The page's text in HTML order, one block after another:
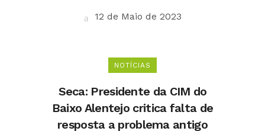
12 de Maio de 2023
NOTÍCIAS
Seca: Presidente da CIM do
Baixo Alentejo critica falta de
resposta a problema antigo